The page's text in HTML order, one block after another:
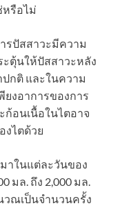
หรือไม่
รปัสสาวะมีความ
ตุ้นให้ปัสสาวะหลัง
กติ และในความ
ยงอาการของการ
ก้อนเนื้อในไตอาจ
ไตด้วย
าในแต่ละวันของ
มล. ถึง 2,000 มล.
วณเป็นจำนวนครั้ง